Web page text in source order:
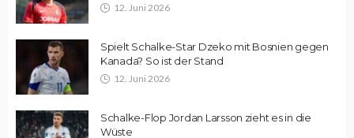
12. Juni 2026
Spielt Schalke-Star Dzeko mit Bosnien gegen
Kanada? So ist der Stand
12. Juni 2026
Schalke-Flop Jordan Larsson zieht es in die
Wüste